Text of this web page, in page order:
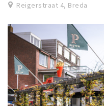
Reigerstraat 4, Breda